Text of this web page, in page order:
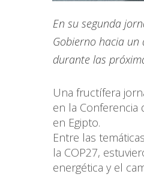
En su segunda
Gobierno hacia
durante las
Una fructífera
en la Conferencia
en Egipto.
Entre las
la COP27,
energética y el